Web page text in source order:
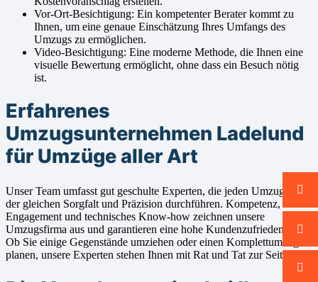
Vor-Ort-Besichtigung: Ein kompetenter Berater kommt zu
Ihnen, um eine genaue Einschätzung Ihres Umfangs des
Umzugs zu ermöglichen.
Video-Besichtigung: Eine moderne Methode, die Ihnen eine
visuelle Bewertung ermöglicht, ohne dass ein Besuch nötig
ist.
Erfahrenes
Umzugsunternehmen Ladelund
für Umzüge aller Art
Unser Team umfasst gut geschulte Experten, die jeden Umzug mit
der gleichen Sorgfalt und Präzision durchführen. Kompetenz,
Engagement und technisches Know-how zeichnen unsere
Umzugsfirma aus und garantieren eine hohe Kundenzufriedenheit.
Ob Sie einige Gegenstände umziehen oder einen Komplettumzug
planen, unsere Experten stehen Ihnen mit Rat und Tat zur Seite.